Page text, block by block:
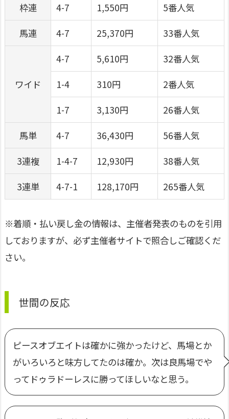
枠連
4-7 1,550円
5番人気
馬連
4-7 25,370円 33番人気
ワイド
4-7 5,610円
32番人気
1-4
310円
2番人気
1-7
3,130円
26番人気
馬単
4-7 36,430円
56番人気
3連複
1-4-7 12,930円
38番人気
3連単
4-7-1 128,170円 265番人気
※着順・払い戻し金の情報は、主催者発表のものを引用
しておりますが、必ず主催者サイトで照合しご確認くだ
さい。
世間の反応
ピースオブエイトは確かに強かったけど、馬場とか
がいろいろと味方してたのは確か。次は良馬場でや
ってドゥラドーレスに勝ってほしいなと思う。